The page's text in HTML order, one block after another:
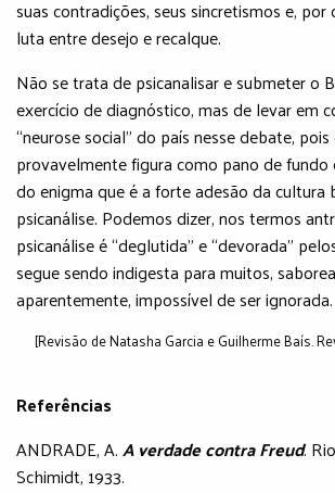
suas contradições, seus sincretismos e, por
luta entre desejo e recalque.
Não se trata de psicanalisar e submeter o
exercício de diagnóstico, mas de levar em
“neurose social” do país nesse debate,
provavelmente figura como pano de
do enigma que é a forte adesão da cultura
psicanálise. Podemos dizer, nos termos
psicanálise é “deglutida” e “devorada”
segue sendo indigesta para muitos,
aparentemente, impossível de ser ignorada.
[Revisão de Natasha Garcia e Guilherme Baís.
Referências
ANDRADE, A.A verdade contra Freud.
Schimidt, 1933.